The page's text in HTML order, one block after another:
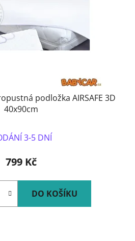
podložka AIRSAFE 3D
40x90cm
3-5 DNÍ
799 Kč
DO KOŠÍKU